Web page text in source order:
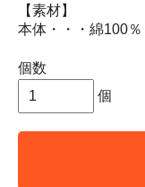
【素材】
本体・・・綿100％
個数
個